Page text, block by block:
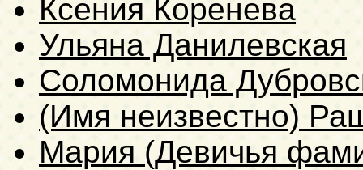
Ксения Коренева
Ульяна Данилевская
Соломонида
(Имя неизвестно)
Мария (Девичья